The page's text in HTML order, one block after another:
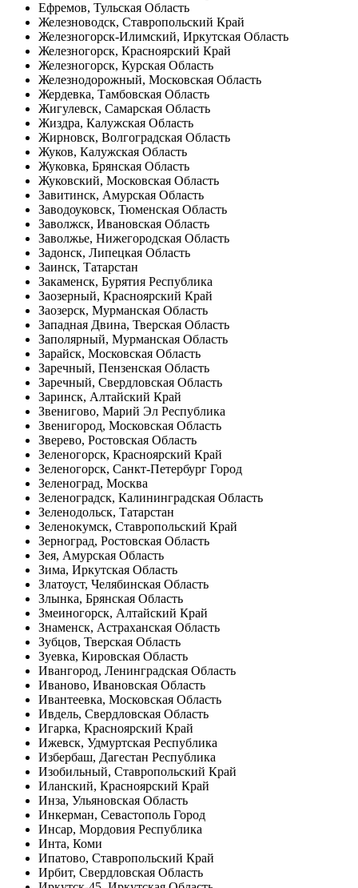
Ефремов, Тульская Область
Железноводск, Ставропольский Край
Железногорск-Илимский, Иркутская Область
Железногорск, Красноярский Край
Железногорск, Курская Область
Железнодорожный, Московская Область
Жердевка, Тамбовская Область
Жигулевск, Самарская Область
Жиздра, Калужская Область
Жирновск, Волгоградская Область
Жуков, Калужская Область
Жуковка, Брянская Область
Жуковский, Московская Область
Завитинск, Амурская Область
Заводоуковск, Тюменская Область
Заволжск, Ивановская Область
Заволжье, Нижегородская Область
Задонск, Липецкая Область
Заинск, Татарстан
Закаменск, Бурятия Республика
Заозерный, Красноярский Край
Заозерск, Мурманская Область
Западная Двина, Тверская Область
Заполярный, Мурманская Область
Зарайск, Московская Область
Заречный, Пензенская Область
Заречный, Свердловская Область
Заринск, Алтайский Край
Звенигово, Марий Эл Республика
Звенигород, Московская Область
Зверево, Ростовская Область
Зеленогорск, Красноярский Край
Зеленогорск, Санкт-Петербург Город
Зеленоград, Москва
Зеленоградск, Калининградская Область
Зеленодольск, Татарстан
Зеленокумск, Ставропольский Край
Зерноград, Ростовская Область
Зея, Амурская Область
Зима, Иркутская Область
Златоуст, Челябинская Область
Злынка, Брянская Область
Змеиногорск, Алтайский Край
Знаменск, Астраханская Область
Зубцов, Тверская Область
Зуевка, Кировская Область
Ивангород, Ленинградская Область
Иваново, Ивановская Область
Ивантеевка, Московская Область
Ивдель, Свердловская Область
Игарка, Красноярский Край
Ижевск, Удмуртская Республика
Избербаш, Дагестан Республика
Изобильный, Ставропольский Край
Иланский, Красноярский Край
Инза, Ульяновская Область
Инкерман, Севастополь Город
Инсар, Мордовия Республика
Инта, Коми
Ипатово, Ставропольский Край
Ирбит, Свердловская Область